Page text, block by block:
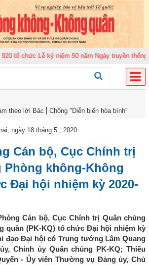
chức Lễ kỷ niệm 50 năm Ngày truyền thống (12-
theo lời Bác Chống "Diễn biến hòa bình"
ngày 18 tháng 5 , 2020
Cán bộ, Cục Chính trị
Phòng không-Không
Đại hội nhiệm kỳ 2020-
Cán bộ, Cục Chính trị Quân chủng
quân (PK-KQ) tổ chức Đại hội nhiệm kỳ
đạo Đại hội có Trung tướng Lâm Quang
Chính ủy Quân chủng PK-KQ; Thiếu
- Ủy viên Thường vụ Đảng ủy, Chủ